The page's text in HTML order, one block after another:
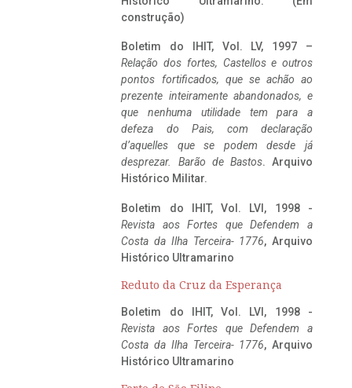
construção)
Boletim do IHIT, Vol. LV, 1997 –
Relação dos fortes, Castellos e outros
pontos fortificados, que se achão ao
prezente inteiramente abandonados, e
que nenhuma utilidade tem para a
defeza do Pais, com declaração
d’aquelles que se podem desde já
desprezar. Barão de Bastos. Arquivo
Histórico Militar.
Boletim do IHIT, Vol. LVI, 1998 -
Revista aos Fortes que Defendem a
Costa da Ilha Terceira- 1776, Arquivo
Histórico Ultramarino
Reduto da Cruz da Esperança
Boletim do IHIT, Vol. LVI, 1998 -
Revista aos Fortes que Defendem a
Costa da Ilha Terceira- 1776, Arquivo
Histórico Ultramarino